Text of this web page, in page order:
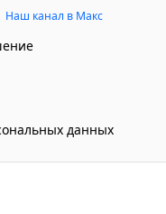
Наш канал в Макс
данных